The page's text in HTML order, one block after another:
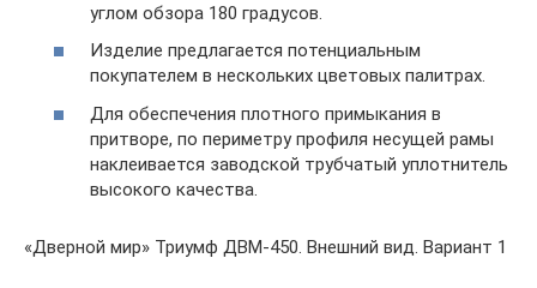
углом обзора 180 градусов.
Изделие предлагается потенциальным
покупателем в нескольких цветовых палитрах.
Для обеспечения плотного примыкания в
притворе, по периметру профиля несущей рамы
наклеивается заводской трубчатый уплотнитель
высокого качества.
«Дверной мир» Триумф ДВМ-450. Внешний вид. Вариант 1